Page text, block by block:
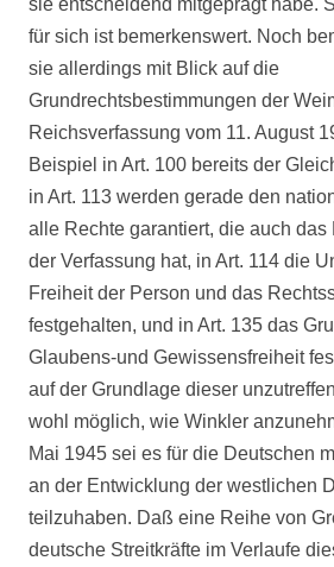
sie entscheidend mitgeprägt habe.
für sich ist bemerkenswert. Noch
sie allerdings mit Blick auf die
Grundrechtsbestimmungen der
Reichsverfassung vom 11. August
Beispiel in Art. 100 bereits der
in Art. 113 werden gerade den
alle Rechte garantiert, die auch das
der Verfassung hat, in Art. 114 die
Freiheit der Person und das
festgehalten, und in Art. 135 das
Glaubens-und Gewissensfreiheit
auf der Grundlage dieser
wohl möglich, wie Winkler
Mai 1945 sei es für die Deutschen
an der Entwicklung der westlichen
teilzuhaben. Daß eine Reihe von
deutsche Streitkräfte im Verlaufe